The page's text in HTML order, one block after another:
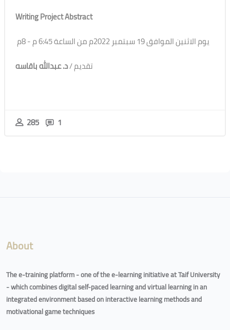
Writing Project Abstract
يوم الاثنين الموافق 19 سبتمبر 2022م من الساعة 6:45 م - 8م
تقديم /د. عبدالله باقاسه
285 1
About
The e-training platform - one of the e-learning initiative at Taif University
- which combines digital self-paced learning and virtual learning in an
integrated environment based on interactive learning methods and
motivational game techniques